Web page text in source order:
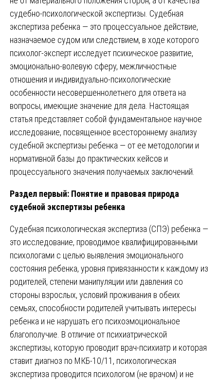
судебно-психологической экспертизы. Судебная
экспертиза ребенка — это процессуальное действие,
назначаемое судом или следствием, в ходе которого
психолог-эксперт исследует психическое развитие,
эмоционально-волевую сферу, межличностные
отношения и индивидуально-психологические
особенности несовершеннолетнего для ответа на
вопросы, имеющие значение для дела. Настоящая
статья представляет собой фундаментальное научное
исследование, посвященное всестороннему анализу
судебной экспертизы ребенка — от ее методологии и
нормативной базы до практических кейсов и
процессуального значения получаемых заключений.
Раздел первый: Понятие и правовая природа
судебной экспертизы ребенка
Судебная психологическая экспертиза (СПЭ) ребенка —
это исследование, проводимое квалифицированными
психологами с целью выявления эмоционального
состояния ребенка, уровня привязанности к каждому из
родителей, степени манипуляции или давления со
стороны взрослых, условий проживания в обеих
семьях, способности родителей учитывать интересы
ребенка и не нарушать его психоэмоциональное
благополучие. В отличие от психиатрической
экспертизы, которую проводит врач-психиатр и которая
ставит диагноз по МКБ-10/11, психологическая
экспертиза проводится психологом (не врачом) и не